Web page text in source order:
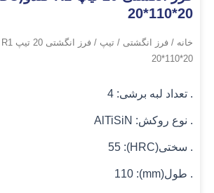
20*110*20
خانه / فرز انگشتی / تیپ
20*110*20
. تعداد لبه برشی: 4
. نوع روکش: AlTiSiN
. سختی(HRC): 55
. طول(mm): 110